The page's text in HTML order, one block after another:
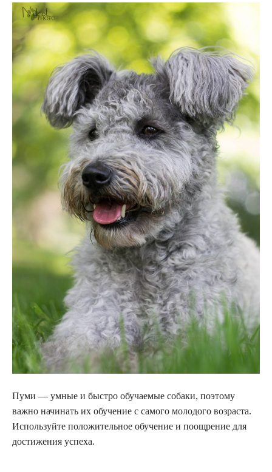
Пуми — умные и быстро обучаемые собаки, поэтому
важно начинать их обучение с самого молодого возраста.
Используйте положительное обучение и поощрение для
достижения успеха.